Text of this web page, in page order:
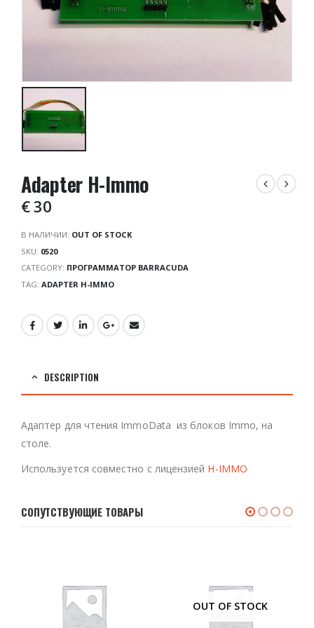
Adapter H-Immo
€30
В НАЛИЧИИ: OUT OF STOCK
SKU: 0520
CATEGORY: ПРОГРАММАТОР BARRACUDA
TAG: ADAPTER H-IMMO
DESCRIPTION
Адаптер для чтения ImmoData из блоков Immo, на
столе.
Используется совместно с лицензией H-IMMO
СОПУТСТВУЮЩИЕ ТОВАРЫ
OUT OF STOCK